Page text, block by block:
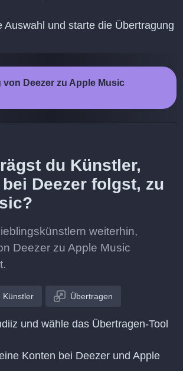
Auswahl und starte die Übertragung
Deezer zu Apple Music
du Künstler,
Deezer folgst, zu
weiterhin,
Deezer zu Apple Music
Künstler Übertragen
und wähle das Übertragen-Tool
Konten bei Deezer und Apple